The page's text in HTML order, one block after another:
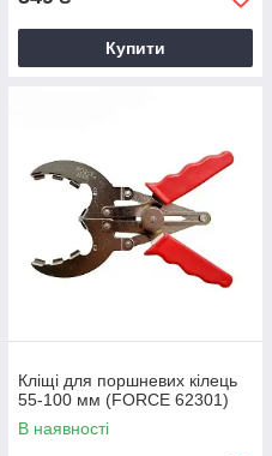
Купити
Кліщі для поршневих кілець
55-100 мм (FORCE 62301)
В наявності